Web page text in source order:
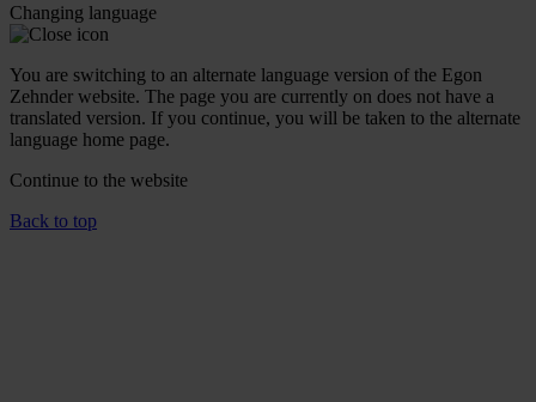
Changing language
You are switching to an alternate language version of the Egon
Zehnder website. The page you are currently on does not have a
translated version. If you continue, you will be taken to the alternate
language home page.
Continue to the website
Back to top